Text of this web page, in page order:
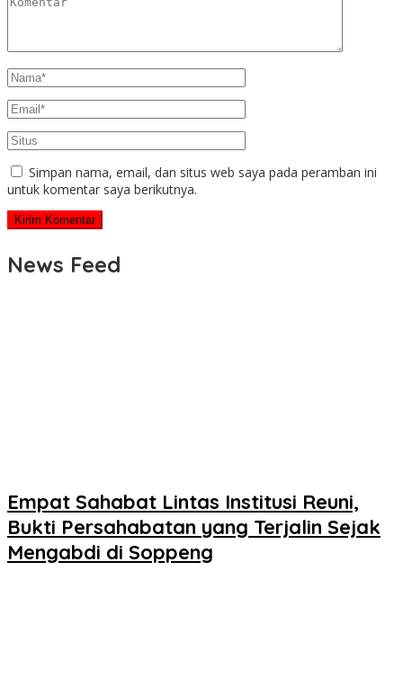
Simpan nama, email, dan situs web saya pada peramban ini
untuk komentar saya berikutnya.
News Feed
Empat Sahabat Lintas Institusi Reuni,
Bukti Persahabatan yang Terjalin Sejak
Mengabdi di Soppeng